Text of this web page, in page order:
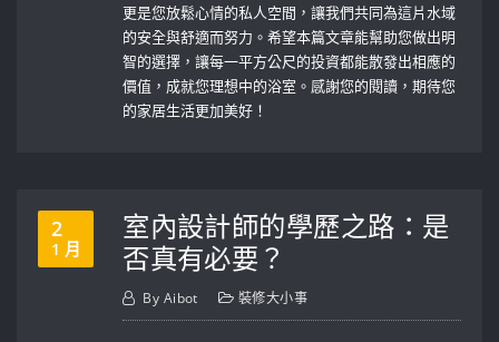
更是您放鬆心情的私人空間，讓我們共同為這片水域
的安全與舒適而努力。希望本篇文章能幫助您做出明
智的選擇，讓每一平方公尺的投資都能散發出相應的
價值，成就您理想中的浴室。感謝您的閱讀，期待您
的家居生活更加美好！
2
1 月
室內設計師的學歷之路：是
否真有必要？
By Aibot 裝修大小事